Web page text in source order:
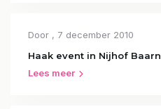
Door , 7 december 2010
Haak event in Nijhof Baarn
Lees meer